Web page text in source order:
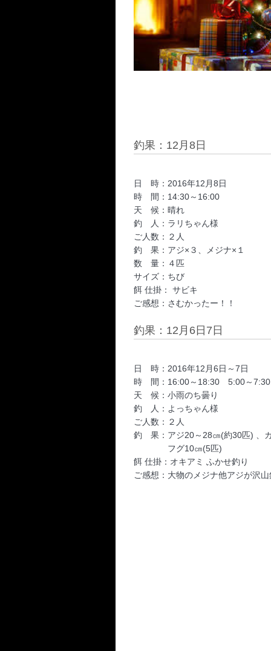
釣果：12月8日
日 時：2016年12月8日
時 間：14:30～16:00
天 候：晴れ
釣 人：ラリちゃん様
ご人数：２人
釣 果：アジ×３、メジナ×１
数 量：４匹
サイズ：ちび
餌 仕掛： サビキ
ご感想：さむかったー！！
釣果：12月6日7日
日 時：2016年12月6日～7日
時 間：16:00～18:30 5:00～7:30
天 候：小雨のち曇り
釣 人：よっちゃん様
ご人数：２人
釣 果：アジ20～28㎝(約30匹) 、
フグ10㎝(5匹)
餌 仕掛：オキアミ ふかせ釣り
ご感想：大物のメジナ他アジが沢